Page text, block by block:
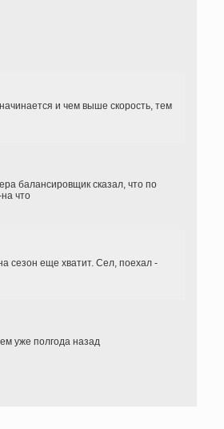
и чем выше скорость, тем
балансировщик сказал, что по
что
сезон еще хватит. Сел, поехал -
уже полгода назад